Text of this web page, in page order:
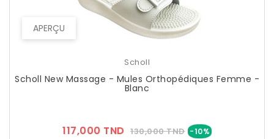
APERÇU
Scholl
Scholl New Massage - Mules Orthopédiques Femme -
Blanc
117,000 TND Prix
130,000 TND -10%Prix